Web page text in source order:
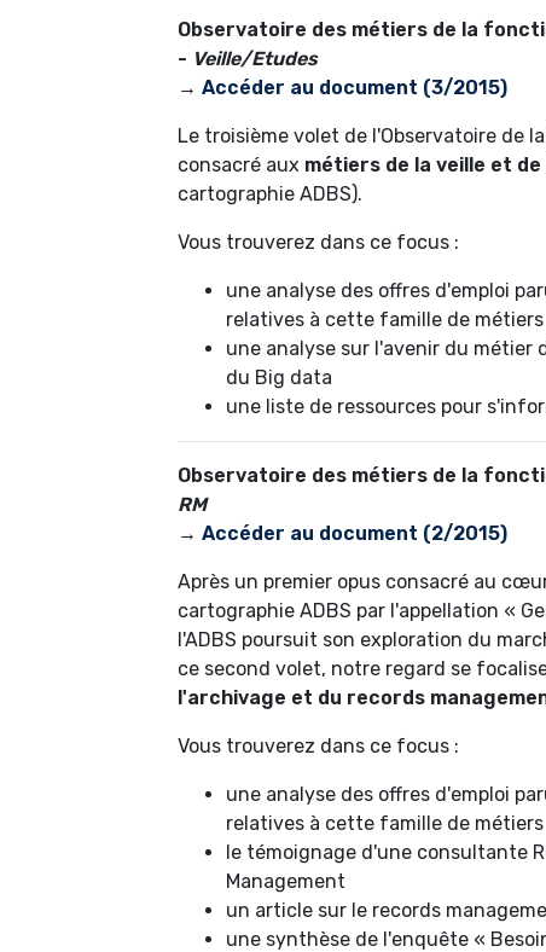
Observatoire des métiers de la
- Veille/Etudes
→ Accéder au document (3/2015)
Le troisième volet de l'Observatoire de
consacré aux métiers de la veille et de
cartographie ADBS).
Vous trouverez dans ce focus :
une analyse des offres d'emploi
relatives à cette famille de métiers
une analyse sur l'avenir du métier
du Big data
une liste de ressources pour
Observatoire des métiers de la
RM
→ Accéder au document (2/2015)
Après un premier opus consacré au
cartographie ADBS par l'appellation «
l'ADBS poursuit son exploration du
ce second volet, notre regard se
l'archivage et du records
Vous trouverez dans ce focus :
une analyse des offres d'emploi
relatives à cette famille de métiers
le témoignage d'une consultante
Management
un article sur le records
une synthèse de l'enquête «